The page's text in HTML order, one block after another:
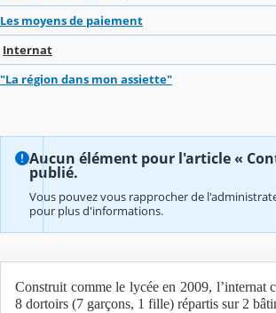
Les moyens de paiement
Internat
"La région dans mon assiette"
Aucun élément pour l'article «
publié.
Vous pouvez vous rapprocher de
pour plus d'informations.
Construit comme le lycée en 2009, l’internat
8 dortoirs (7 garçons, 1 fille) répartis sur 2